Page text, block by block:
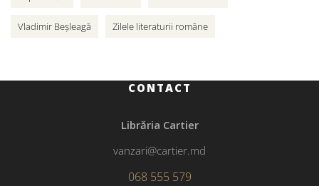
Vladimir Beșleagă Zilele literaturii române
CONTACT
Librăria Cartier
vanzari@cartier.md
068 555 579